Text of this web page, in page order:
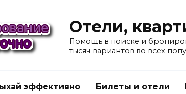
Отели,
Помощь в поиске и
тысяч вариантов во всех
эффективно Билеты и отели